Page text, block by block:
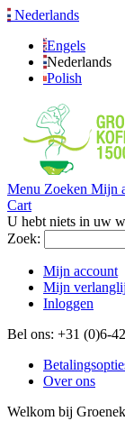
Nederlands
Engels
Nederlands
Polish
Menu Zoeken Mijn
Cart
U hebt niets in uw
Zoek:
Mijn account
Mijn
Inloggen
Bel ons: +31 (0)6-
Over ons
Welkom bij